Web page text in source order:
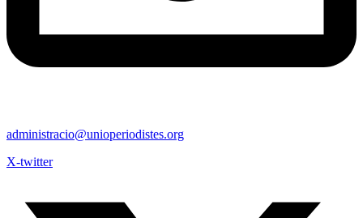
administracio@unioperiodistes.org
X-twitter